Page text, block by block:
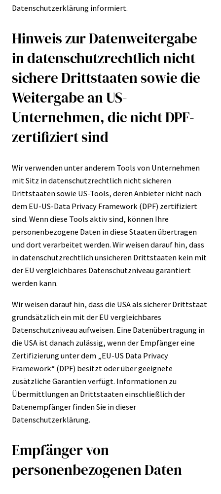
Datenschutzerklärung informiert.
Hinweis zur Datenweitergabe
in datenschutzrechtlich nicht
sichere Drittstaaten sowie die
Weitergabe an US-
Unternehmen, die nicht DPF-
zertifiziert sind
Wir verwenden unter anderem Tools von Unternehmen
mit Sitz in datenschutzrechtlich nicht sicheren
Drittstaaten sowie US-Tools, deren Anbieter nicht nach
dem EU-US-Data Privacy Framework (DPF) zertifiziert
sind. Wenn diese Tools aktiv sind, können Ihre
personenbezogene Daten in diese Staaten übertragen
und dort verarbeitet werden. Wir weisen darauf hin, dass
in datenschutzrechtlich unsicheren Drittstaaten kein mit
der EU vergleichbares Datenschutzniveau garantiert
werden kann.
Wir weisen darauf hin, dass die USA als sicherer Drittstaat
grundsätzlich ein mit der EU vergleichbares
Datenschutzniveau aufweisen. Eine Datenübertragung in
die USA ist danach zulässig, wenn der Empfänger eine
Zertifizierung unter dem „EU-US Data Privacy
Framework“ (DPF) besitzt oder über geeignete
zusätzliche Garantien verfügt. Informationen zu
Übermittlungen an Drittstaaten einschließlich der
Datenempfänger finden Sie in dieser
Datenschutzerklärung.
Empfänger von
personenbezogenen Daten